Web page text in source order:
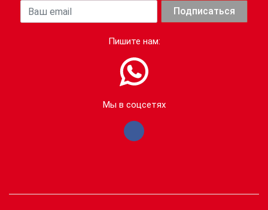
Ваша почта Подписаться
Пишите нам:
Мы в соцсетях